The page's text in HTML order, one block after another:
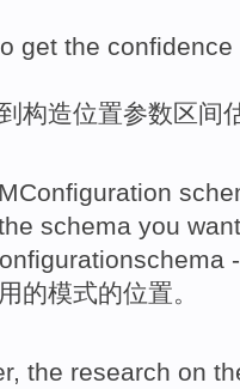
get the confidence
构造位置参数区间
schema you
schema -
的模式的位置。
, the research on